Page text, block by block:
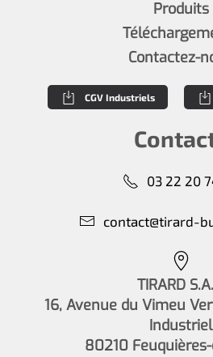
Produits
Contactez-
CGV Industriels
03 22 20
contact@tirard-
TIRARD
16, Avenue du Vimeu
Industriel
80210